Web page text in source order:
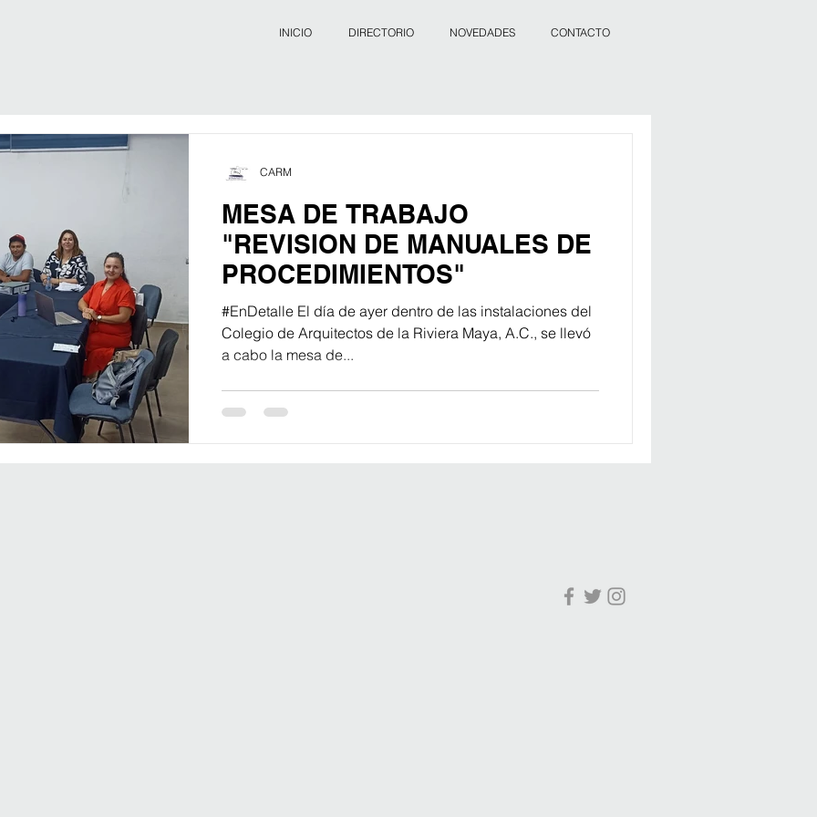
INICIO DIRECTORIO NOVEDADES CONTACTO
MESA DE TRABAJO
"REVISION DE MANUALES DE
PROCEDIMIENTOS"
#EnDetalle El día de ayer dentro de las instalaciones del
Colegio de Arquitectos de la Riviera Maya, A.C., se llevó
a cabo la mesa de...
CARM